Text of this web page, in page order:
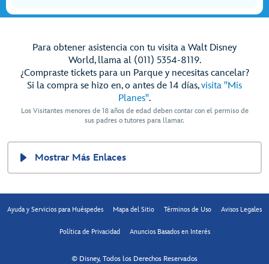
Para obtener asistencia con tu visita a Walt Disney
World, llama al (011) 5354-8119.
¿Compraste tickets para un Parque y necesitas cancelar?
Si la compra se hizo en, o antes de 14 días,visita "Mis
Planes".
Los Visitantes menores de 18 años de edad deben contar con el permiso de
sus padres o tutores para llamar.
Mostrar Más Enlaces
Ayuda y Servicios para Huéspedes Mapa del Sitio Términos de Uso Avisos Legales
Política de Privacidad Anuncios Basados en Interés
© Disney, Todos los Derechos Reservados